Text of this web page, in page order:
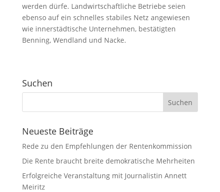
werden dürfe. Landwirtschaftliche Betriebe seien
ebenso auf ein schnelles stabiles Netz angewiesen
wie innerstädtische Unternehmen, bestätigten
Benning, Wendland und Nacke.
Suchen
Neueste Beiträge
Rede zu den Empfehlungen der Rentenkommission
Die Rente braucht breite demokratische Mehrheiten
Erfolgreiche Veranstaltung mit Journalistin Annett
Meiritz